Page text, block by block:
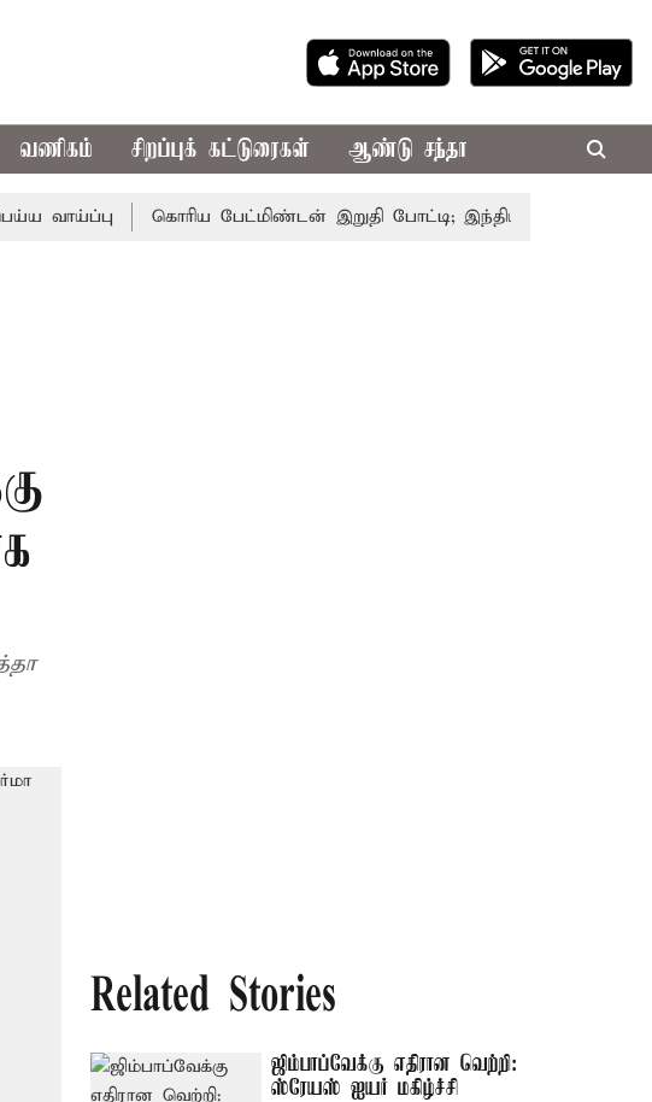
வணிகம் சிறப்புக் கட்டுரைகள் ஆண்டு சந்தா
கொரிய பேட்மிண்டன் இறுதி போட்டி; இந்திய வீராங்கனை
Related Stories
ஜிம்பாப்வேக்கு எதிரான வெற்றி:
ஸ்ரேயஸ் ஐயர் மகிழ்ச்சி